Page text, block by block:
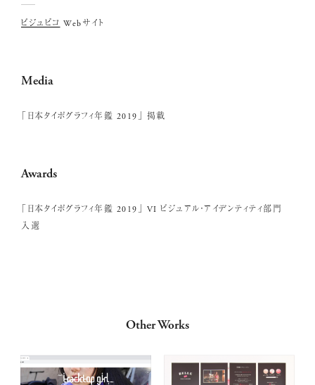
ビジュピコ Webサイト
Media
「日本タイポグラフィ年鑑 2019」 掲載
Awards
「日本タイポグラフィ年鑑 2019」 VI ビジュアル・アイデンティティ部門
入選
Other Works